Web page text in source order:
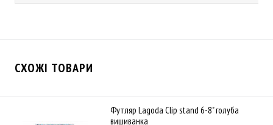
СХОЖІ ТОВАРИ
Футляр Lagoda Clip stand 6-8" голуба
вишиванка